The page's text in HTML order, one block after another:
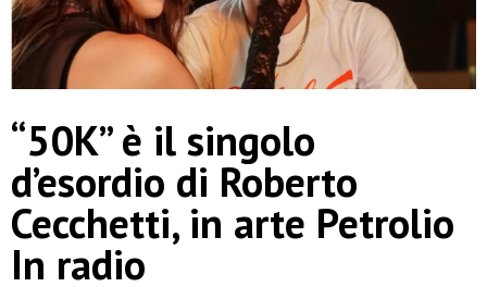
“50K” è il singolo
d’esordio di Roberto
Cecchetti, in arte Petrolio
In radio